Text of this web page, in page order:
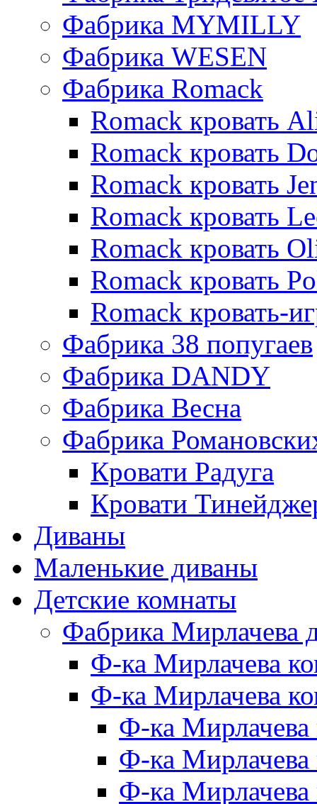
Фабрика MYMILLY
Фабрика WESEN
Фабрика Romack
Romack кровать
Romack кровать
Romack кровать
Romack кровать
Romack кровать
Romack кровать
Romack кровать-
Фабрика 38 попугаев
Фабрика DАNDY
Фабрика Весна
Фабрика
Кровати Радуга
Кровати
Диваны
Маленькие диваны
Детские комнаты
Фабрика Мирлачева
Ф-ка Мирлачева
Ф-ка Мирлачева
Ф-ка
Ф-ка Мирлачева
Ф-ка Мирлачева